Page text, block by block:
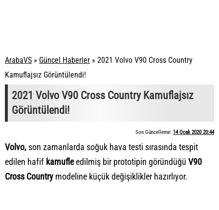
ArabaVS » Güncel Haberler » 2021 Volvo V90 Cross Country
Kamuflajsız Görüntülendi!
2021 Volvo V90 Cross Country Kamuflajsız
Görüntülendi!
Son Güncelleme: 14 Ocak 2020 20:44
Volvo, son zamanlarda soğuk hava testi sırasında tespit
edilen hafif kamufleedilmiş bir prototipin göründüğü V90
Cross Country modeline küçük değişiklikler hazırlıyor.